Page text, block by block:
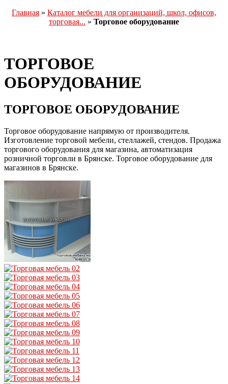
Главная » Каталог мебели для организаций, школ, офисов,
торговая... » Торговое оборудование
ТОРГОВОЕ
ОБОРУДОВАНИЕ
ТОРГОВОЕ ОБОРУДОВАНИЕ
Торговое оборудование напрямую от производителя.
Изготовление торговой мебели, стеллажей, стендов. Продажа
торгового оборудования для магазина, автоматизация
розничной торговли в Брянске. Торговое оборудование для
магазинов в Брянске.